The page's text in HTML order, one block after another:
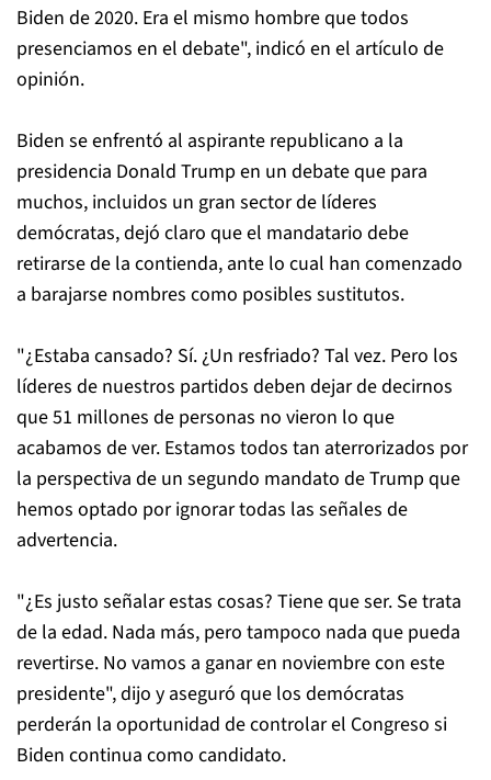
Biden de 2020. Era el mismo hombre que todos
presenciamos en el debate", indicó en el artículo de
opinión.
Biden se enfrentó al aspirante republicano a la
presidencia Donald Trump en un debate que para
muchos, incluidos un gran sector de líderes
demócratas, dejó claro que el mandatario debe
retirarse de la contienda, ante lo cual han comenzado
a barajarse nombres como posibles sustitutos.
"¿Estaba cansado? Sí. ¿Un resfriado? Tal vez. Pero los
líderes de nuestros partidos deben dejar de decirnos
que 51 millones de personas no vieron lo que
acabamos de ver. Estamos todos tan aterrorizados por
la perspectiva de un segundo mandato de Trump que
hemos optado por ignorar todas las señales de
advertencia.
"¿Es justo señalar estas cosas? Tiene que ser. Se trata
de la edad. Nada más, pero tampoco nada que pueda
revertirse. No vamos a ganar en noviembre con este
presidente", dijo y aseguró que los demócratas
perderán la oportunidad de controlar el Congreso si
Biden continua como candidato.